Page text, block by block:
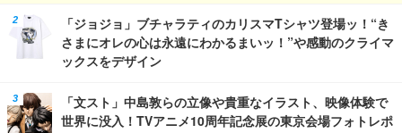
「ジョジョ」ブチャラティのカリスマTシャツ登場ッ！“き
さまにオレの心は永遠にわかるまいッ！”や感動のクライマ
ックスをデザイン
「文スト」中島敦らの立像や貴重なイラスト、映像体験で
世界に没入！TVアニメ10周年記念展の東京会場フォトレポ